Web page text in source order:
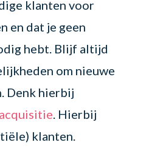
klanten voor
en dat je geen
hebt. Blijf altijd
om nieuwe
Denk hierbij
acquisitie. Hierbij
klanten.